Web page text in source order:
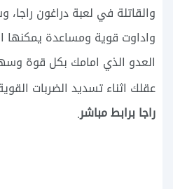
والقاتلة في لعبة دراغون
واداوت قوية ومساعدة
العدو الذي امامك بكل قوة
عقلك اثناء تسديد الضربات
راجا برابط مباشر.